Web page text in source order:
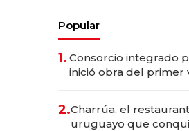
Popular
1. Consorcio integrado
inició obra del primer
millones
2.Charrúa, el
uruguayo que